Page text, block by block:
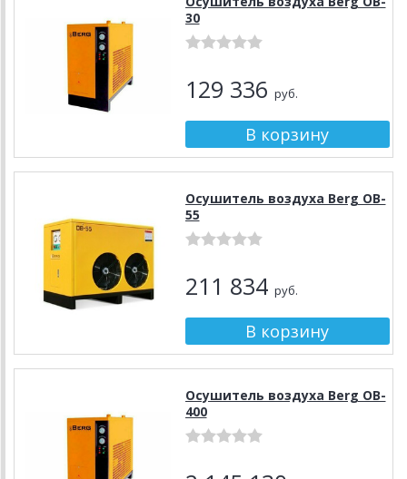
30
129 336 руб.
Осушитель воздуха Berg OB-
55
211 834 руб.
Осушитель воздуха Berg OB-
400